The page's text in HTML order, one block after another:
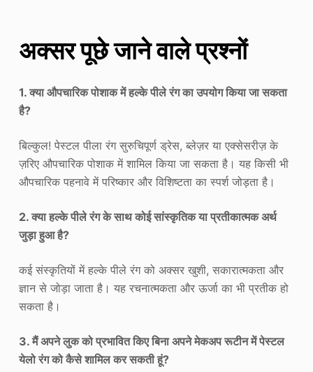
अक्सर पूछे जाने वाले प्रश्नों
1. क्या औपचारिक पोशाक में हल्के पीले रंग का उपयोग किया जा सकता
है?
बिल्कुल! पेस्टल पीला रंग सुरुचिपूर्ण ड्रेस, ब्लेज़र या एक्सेसरीज़ के
ज़रिए औपचारिक पोशाक में शामिल किया जा सकता है। यह किसी भी
औपचारिक पहनावे में परिष्कार और विशिष्टता का स्पर्श जोड़ता है।
2. क्या हल्के पीले रंग के साथ कोई सांस्कृतिक या प्रतीकात्मक अर्थ
जुड़ा हुआ है?
कई संस्कृतियों में हल्के पीले रंग को अक्सर खुशी, सकारात्मकता और
ज्ञान से जोड़ा जाता है। यह रचनात्मकता और ऊर्जा का भी प्रतीक हो
सकता है।
3. मैं अपने लुक को प्रभावित किए बिना अपने मेकअप रूटीन में पेस्टल
येलो रंग को कैसे शामिल कर सकती हूं?